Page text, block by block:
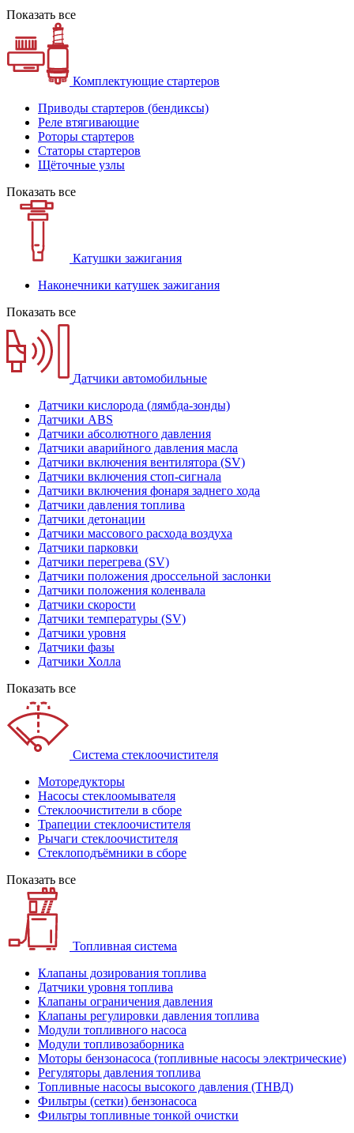
Показать все
Комплектующие стартеров
Приводы стартеров (бендиксы)
Реле втягивающие
Роторы стартеров
Статоры стартеров
Щёточные узлы
Показать все
Катушки зажигания
Наконечники катушек зажигания
Показать все
Датчики автомобильные
Датчики кислорода (лямбда-зонды)
Датчики ABS
Датчики абсолютного давления
Датчики аварийного давления масла
Датчики включения вентилятора (SV)
Датчики включения стоп-сигнала
Датчики включения фонаря заднего хода
Датчики давления топлива
Датчики детонации
Датчики массового расхода воздуха
Датчики парковки
Датчики перегрева (SV)
Датчики положения дроссельной заслонки
Датчики положения коленвала
Датчики скорости
Датчики температуры (SV)
Датчики уровня
Датчики фазы
Датчики Холла
Показать все
Система стеклоочистителя
Моторедукторы
Насосы стеклоомывателя
Стеклоочистители в сборе
Трапеции стеклоочистителя
Рычаги стеклоочистителя
Стеклоподъёмники в сборе
Показать все
Топливная система
Клапаны дозирования топлива
Датчики уровня топлива
Клапаны ограничения давления
Клапаны регулировки давления топлива
Модули топливного насоса
Модули топливозаборника
Моторы бензонасоса (топливные насосы электрические)
Регуляторы давления топлива
Топливные насосы высокого давления (ТНВД)
Фильтры (сетки) бензонасоса
Фильтры топливные тонкой очистки